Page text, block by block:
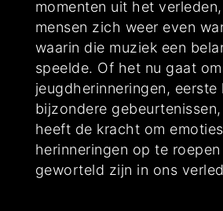
momenten uit het
mensen zich weer even
waarin die muziek een
speelde. Of het nu gaat om
jeugdherinneringen,
bijzondere
heeft de kracht om
herinneringen op te
geworteld zijn in ons